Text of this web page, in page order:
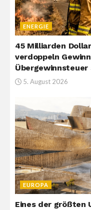
ENERGIE
45 Milliarden
verdoppeln
Übergewinnsteuer
5. August 2026
EUROPA
Eines der größten